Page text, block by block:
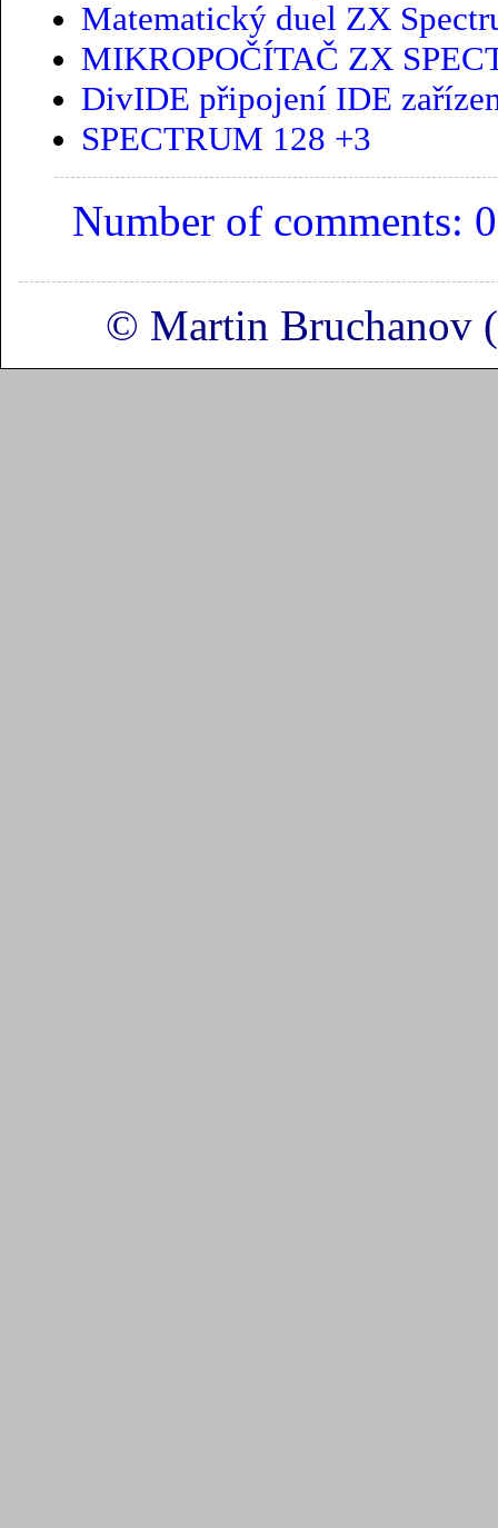
Matematický duel ZX
MIKROPOČÍTAČ ZX
DivIDE připojení IDE
SPECTRUM 128 +3
Number of comments: 0
© Martin Bruchanov